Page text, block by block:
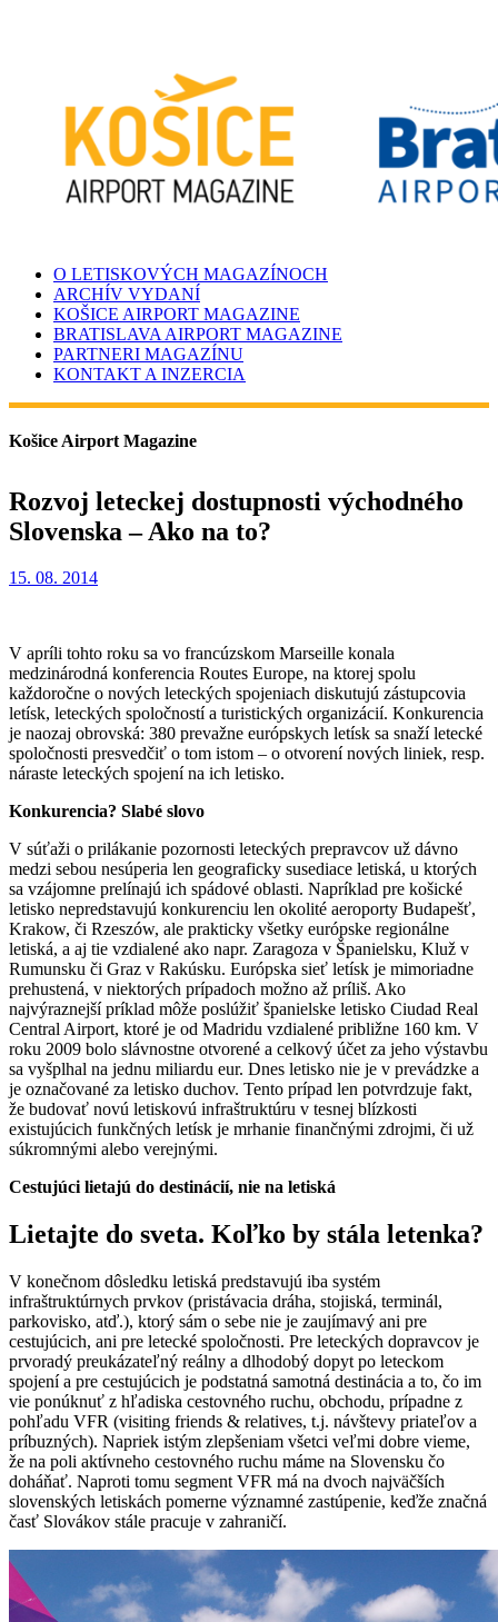
O LETISKOVÝCH MAGAZÍNOCH
ARCHÍV VYDANÍ
KOŠICE AIRPORT MAGAZINE
BRATISLAVA AIRPORT MAGAZINE
PARTNERI MAGAZÍNU
KONTAKT A INZERCIA
Košice Airport Magazine
Rozvoj leteckej dostupnosti východného
Slovenska – Ako na to?
15. 08. 2014
V apríli tohto roku sa vo francúzskom Marseille konala
medzinárodná konferencia Routes Europe, na ktorej spolu
každoročne o nových leteckých spojeniach diskutujú zástupcovia
letísk, leteckých spoločností a turistických organizácií. Konkurencia
je naozaj obrovská: 380 prevažne európskych letísk sa snaží letecké
spoločnosti presvedčiť o tom istom – o otvorení nových liniek, resp.
náraste leteckých spojení na ich letisko.
Konkurencia? Slabé slovo
V súťaži o prilákanie pozornosti leteckých prepravcov už dávno
medzi sebou nesúperia len geograficky susediace letiská, u ktorých
sa vzájomne prelínajú ich spádové oblasti. Napríklad pre košické
letisko nepredstavujú konkurenciu len okolité aeroporty Budapešť,
Krakow, či Rzeszów, ale prakticky všetky európske regionálne
letiská, a aj tie vzdialené ako napr. Zaragoza v Španielsku, Kluž v
Rumunsku či Graz v Rakúsku. Európska sieť letísk je mimoriadne
prehustená, v niektorých prípadoch možno až príliš. Ako
najvýraznejší príklad môže poslúžiť španielske letisko Ciudad Real
Central Airport, ktoré je od Madridu vzdialené približne 160 km. V
roku 2009 bolo slávnostne otvorené a celkový účet za jeho výstavbu
sa vyšplhal na jednu miliardu eur. Dnes letisko nie je v prevádzke a
je označované za letisko duchov. Tento prípad len potvrdzuje fakt,
že budovať novú letiskovú infraštruktúru v tesnej blízkosti
existujúcich funkčných letísk je mrhanie finančnými zdrojmi, či už
súkromnými alebo verejnými.
Cestujúci lietajú do destinácií, nie na letiská
Lietajte do sveta. Koľko by stála letenka?
V konečnom dôsledku letiská predstavujú iba systém
infraštruktúrnych prvkov (pristávacia dráha, stojiská, terminál,
parkovisko, atď.), ktorý sám o sebe nie je zaujímavý ani pre
cestujúcich, ani pre letecké spoločnosti. Pre leteckých dopravcov je
prvoradý preukázateľný reálny a dlhodobý dopyt po leteckom
spojení a pre cestujúcich je podstatná samotná destinácia a to, čo im
vie ponúknuť z hľadiska cestovného ruchu, obchodu, prípadne z
pohľadu VFR (visiting friends & relatives, t.j. návštevy priateľov a
príbuzných). Napriek istým zlepšeniam všetci veľmi dobre vieme,
že na poli aktívneho cestovného ruchu máme na Slovensku čo
doháňať. Naproti tomu segment VFR má na dvoch najväčších
slovenských letiskách pomerne významné zastúpenie, keďže značná
časť Slovákov stále pracuje v zahraničí.